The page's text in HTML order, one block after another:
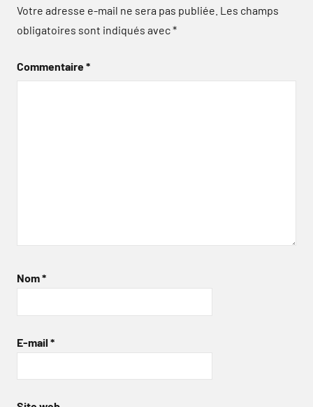
Votre adresse e-mail ne sera pas publiée. Les champs
obligatoires sont indiqués avec*
Commentaire*
Nom*
E-mail *